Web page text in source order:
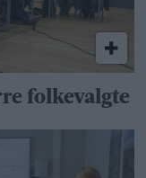
folkevalgte